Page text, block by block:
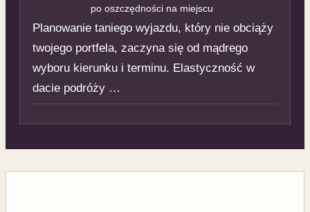
po oszczędności na miejscu
Planowanie taniego wyjazdu, który nie obciąży
twojego portfela, zaczyna się od mądrego
wyboru kierunku i terminu. Elastyczność w
dacie podróży …